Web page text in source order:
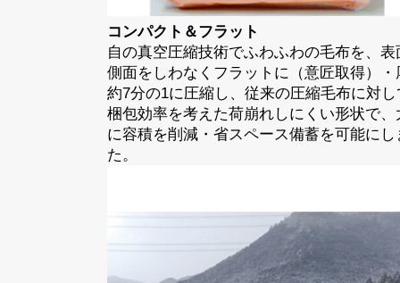
コンパクト＆フラット
自の真空圧縮技術でふわふわの毛布を、表
側面をしわなくフラットに（意匠取得）・
約7分の1に圧縮し、従来の圧縮毛布に対し
梱包効率を考えた荷崩れしにくい形状で、
に容積を削減・省スペース備蓄を可能にし
た。